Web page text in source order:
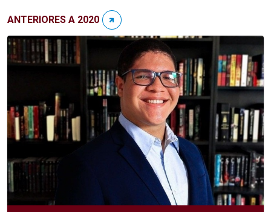
ANTERIORES A 2020